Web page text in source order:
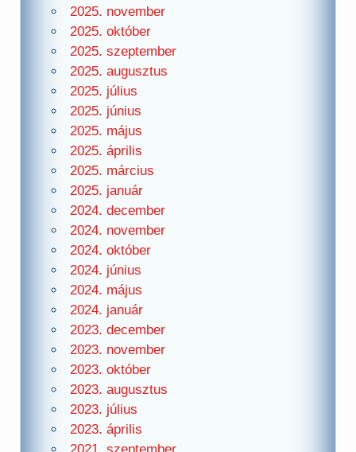
2025. november
2025. október
2025. szeptember
2025. augusztus
2025. július
2025. június
2025. május
2025. április
2025. március
2025. január
2024. december
2024. november
2024. október
2024. június
2024. május
2024. január
2023. december
2023. november
2023. október
2023. augusztus
2023. július
2023. április